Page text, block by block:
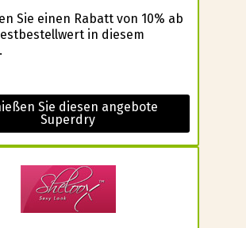
Sie einen Rabatt von 10% ab
in diesem
Sie diesen angebote
Superdry